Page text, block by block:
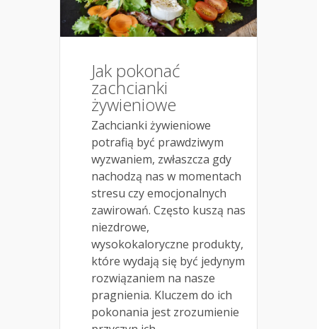
Jak pokonać
zachcianki
żywieniowe
Zachcianki żywieniowe
potrafią być prawdziwym
wyzwaniem, zwłaszcza gdy
nachodzą nas w momentach
stresu czy emocjonalnych
zawirowań. Często kuszą nas
niezdrowe,
wysokokaloryczne produkty,
które wydają się być jedynym
rozwiązaniem na nasze
pragnienia. Kluczem do ich
pokonania jest zrozumienie